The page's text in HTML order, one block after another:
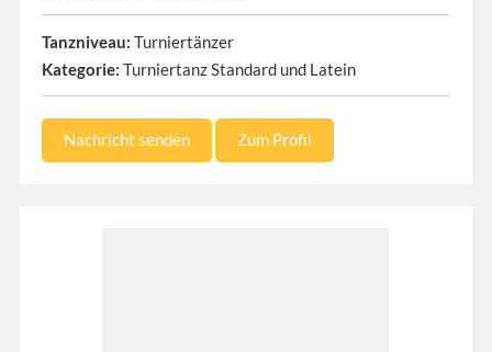
Tanzniveau: Turniertänzer
Kategorie: Turniertanz Standard und Latein
Nachricht senden Zum Profil